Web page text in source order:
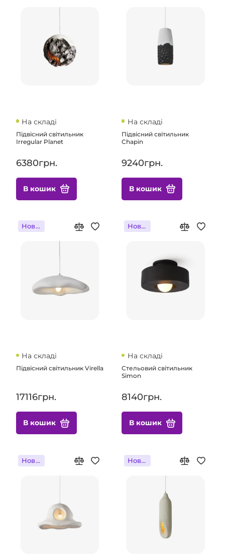
На складі
Підвісний світильник
Irregular Planet
6380грн.
В кошик
На складі
Підвісний світильник
Chapin
9240грн.
В кошик
Новинка
На складі
Підвісний світильник Virella
17116грн.
В кошик
Новинка
На складі
Стельовий світильник
Simon
8140грн.
В кошик
Новинка Новинка